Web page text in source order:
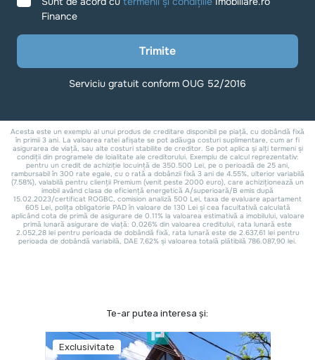
Te-ar putea interesa și:
Exclusivitate